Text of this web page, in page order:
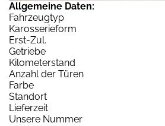
Allgemeine Daten:
Fahrzeugtyp
Karosserieform
Erst-Zul.
Getriebe
Kilometerstand
Anzahl der Türen
Farbe
Standort
Lieferzeit
Unsere Nummer